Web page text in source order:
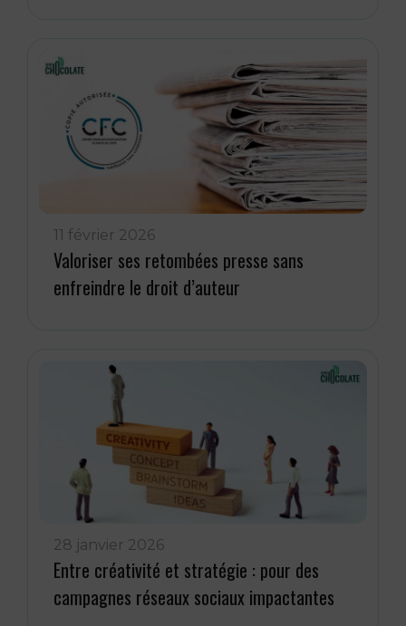
11 février 2026
Valoriser ses retombées presse sans
enfreindre le droit d’auteur
28 janvier 2026
Entre créativité et stratégie : pour des
campagnes réseaux sociaux impactantes